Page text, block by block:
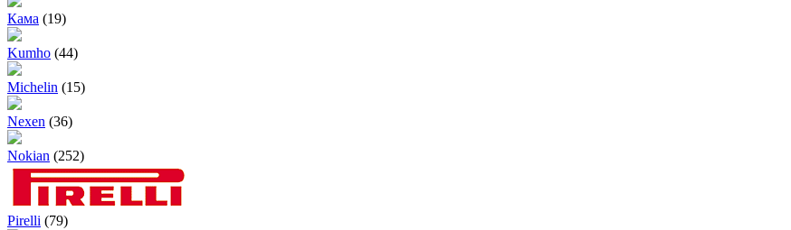
Кама (19)
Kumho (44)
Michelin (15)
Nexen (36)
Nokian (252)
Pirelli (79)